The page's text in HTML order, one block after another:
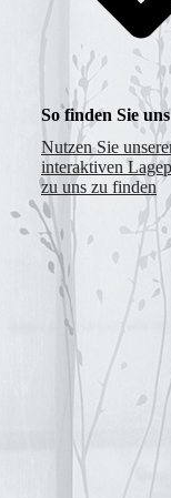
So finden Sie uns
Nutzen Sie
interaktiven
zu uns zu finden